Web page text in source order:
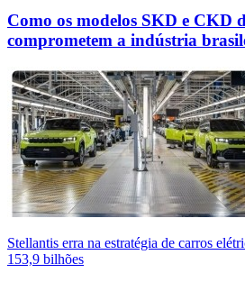
Como os modelos SKD e CKD
comprometem a indústria
Stellantis erra na estratégia de carros
153,9 bilhões